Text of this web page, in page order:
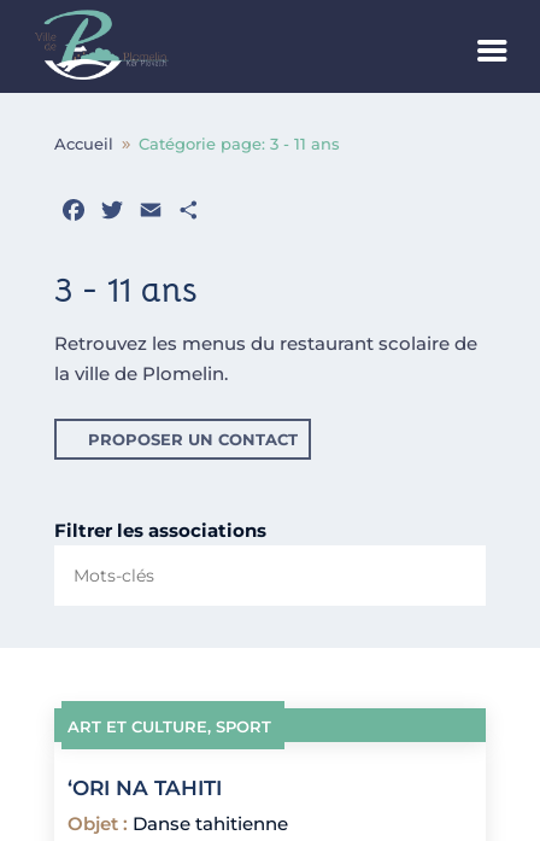
Accueil 9 Catégorie page: 3 - 11 ans
Facebook
TwitterEmail
3 - 11 ans
Retrouvez les menus du restaurant scolaire de
la ville de Plomelin.
PROPOSER UN CONTACT
Filtrer les associations
ART ET CULTURE, SPORT
‘ORI NA TAHITI
Objet : Danse tahitienne